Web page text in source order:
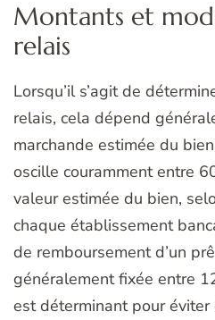
Montants et
relais
Lorsqu’il s’agit de
relais, cela dépend
marchande estimée du
oscille couramment entre
valeur estimée du bien,
chaque établissement
de remboursement d’un
généralement fixée entre
est déterminant pour éviter